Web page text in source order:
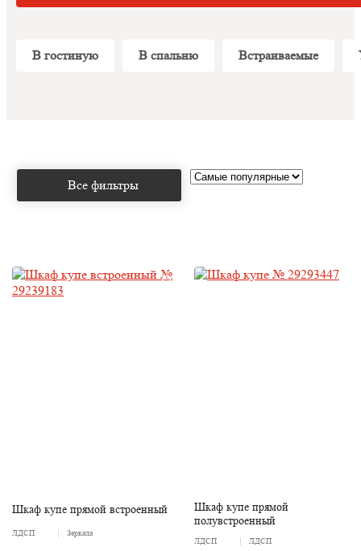
В гостиную В спальню Встраиваемые
Все фильтры
Шкаф купе прямой встроенный
ЛДСП Зеркала
Шкаф купе прямой
полувстроенный
ЛДСП ЛДСП